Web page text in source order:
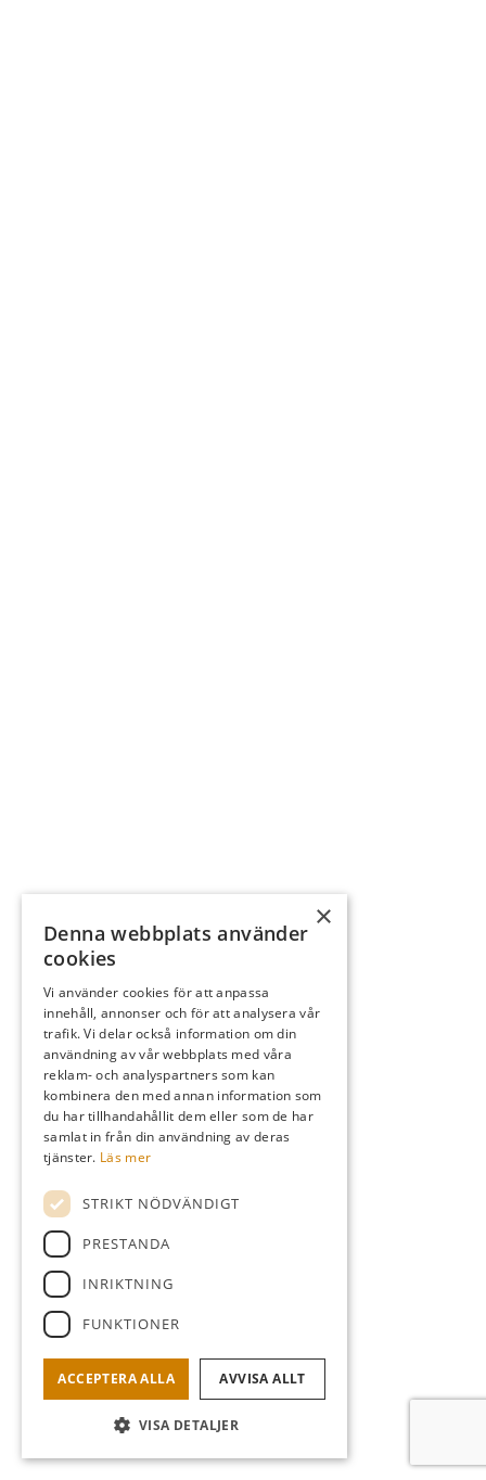
×
Denna webbplats använder
cookies
Vi använder cookies för att anpassa
innehåll, annonser och för att analysera vår
trafik. Vi delar också information om din
användning av vår webbplats med våra
reklam- och analyspartners som kan
kombinera den med annan information som
du har tillhandahållit dem eller som de har
samlat in från din användning av deras
tjänster. Läs mer
STRIKT NÖDVÄNDIGT
PRESTANDA
INRIKTNING
FUNKTIONER
ACCEPTERA ALLA AVVISA ALLT
VISA DETALJER